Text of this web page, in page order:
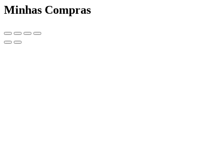
Minhas Compras